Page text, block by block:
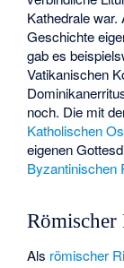
Kathedrale
Geschichte
gab es
Vatikanischen
noch. Die mit
Katholischen
eigenen
Byzantinischen
Römischer
Als römischer